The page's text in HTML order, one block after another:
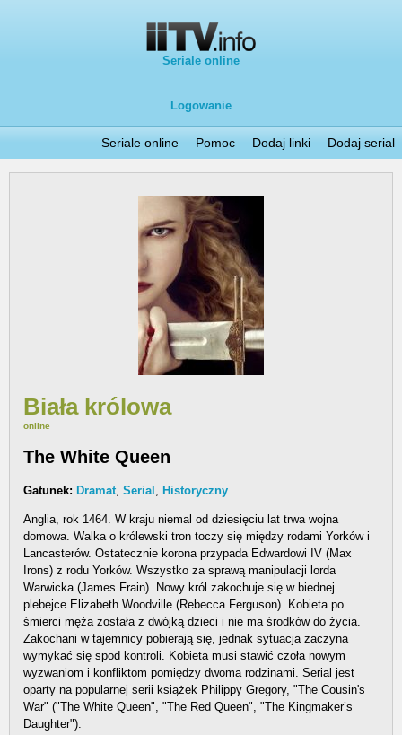
Seriale online
Logowanie
Seriale online Pomoc Dodaj linki Dodaj serial
Biała królowa
online
The White Queen
Gatunek: Dramat Serial Historyczny
Anglia, rok 1464. W kraju niemal od dziesięciu lat trwa wojna
domowa. Walka o królewski tron toczy się między rodami Yorków i
Lancasterów. Ostatecznie korona przypada Edwardowi IV (Max
Irons) z rodu Yorków. Wszystko za sprawą manipulacji lorda
Warwicka (James Frain). Nowy król zakochuje się w biednej
plebejce Elizabeth Woodville (Rebecca Ferguson). Kobieta po
śmierci męża została z dwójką dzieci i nie ma środków do życia.
Zakochani w tajemnicy pobierają się, jednak sytuacja zaczyna
wymykać się spod kontroli. Kobieta musi stawić czoła nowym
wyzwaniom i konfliktom pomiędzy dwoma rodzinami. Serial jest
oparty na popularnej serii książek Philippy Gregory, "The Cousin's
War" ("The White Queen", "The Red Queen", "The Kingmaker’s
Daughter").